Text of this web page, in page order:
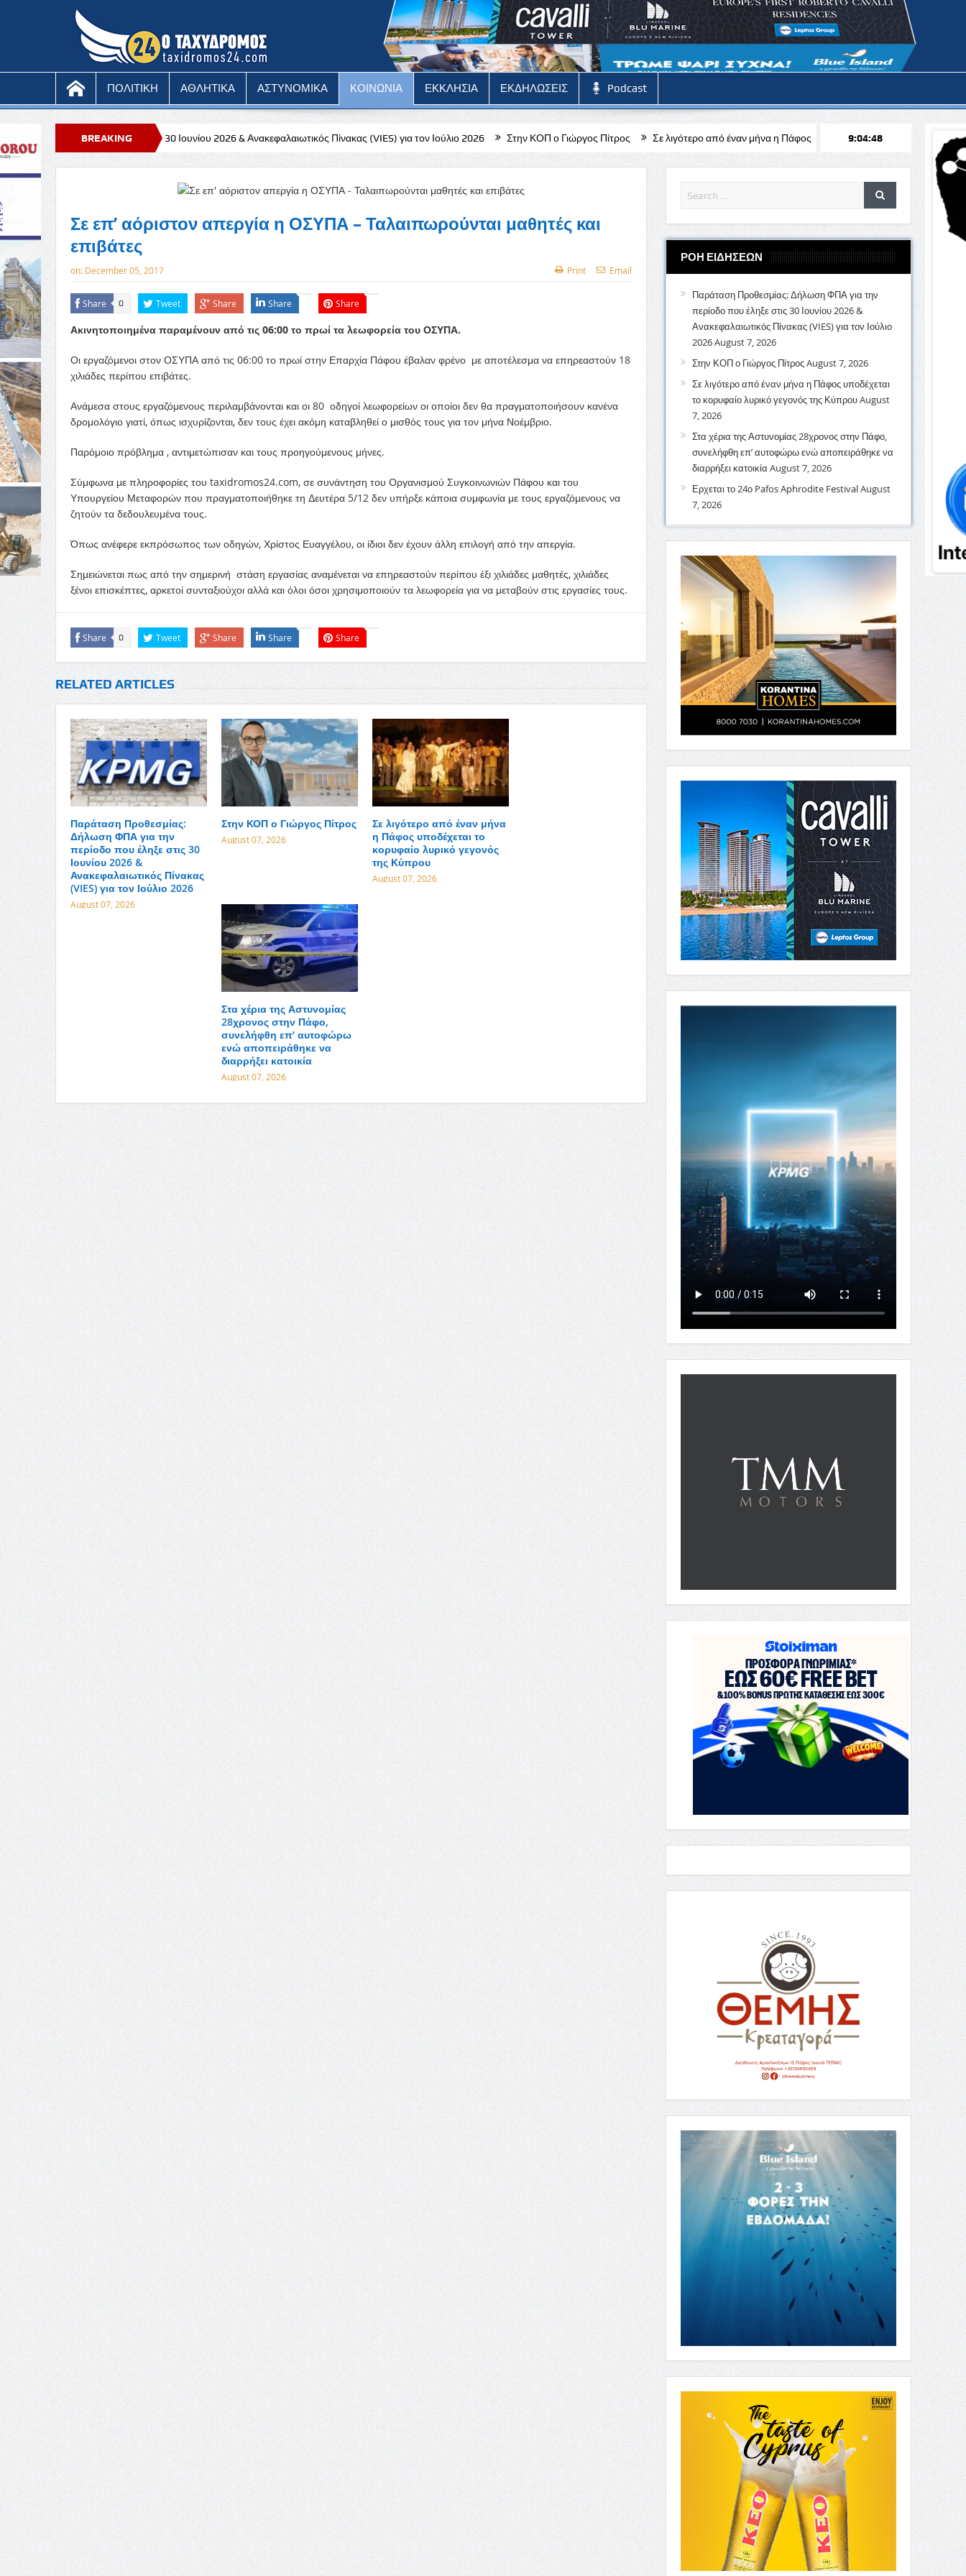
ΠΟΛΙΤΙΚΗ ΑΘΛΗΤΙΚΑ ΑΣΤΥΝΟΜΙΚΑ ΚΟΙΝΩΝΙΑ ΕΚΚΛΗΣΙΑ ΕΚΔΗΛΩΣΕΙΣ Podcast
BREAKING
NEWS
έληξε στις 30 Ιουνίου 2026 & Ανακεφαλαιωτικός Πίνακας (VIES) για τον Ιούλιο 2026 Στην ΚΟΠ ο Γιώργος Πίτρος Σε λιγότερο από έναν μήνα η Πάφος υποδέχεται το κορυφαίο λυρικό γεγονός της
Αρωγές στην Πάφο
9:04:49
Σε επ’ αόριστον απεργία η ΟΣΥΠΑ – Ταλαιπωρούνται μαθητές και
επιβάτες
on: December 05, 2017 Print Email
Share 0 Tweet Share Share Share
Ακινητοποιημένα παραμένουν από τις 06:00 το πρωί τα λεωφορεία του ΟΣΥΠΑ.
Οι εργαζόμενοι στον ΟΣΥΠΑ από τις 06:00 το πρωί στην Επαρχία Πάφου έβαλαν φρένο με αποτέλεσμα να επηρεαστούν 18
χιλιάδες περίπου επιβάτες.
Ανάμεσα στους εργαζόμενους περιλαμβάνονται και οι 80 οδηγοί λεωφορείων οι οποίοι δεν θα πραγματοποιήσουν κανένα
δρομολόγιο γιατί, όπως ισχυρίζονται, δεν τους έχει ακόμη καταβληθεί ο μισθός τους για τον μήνα Νοέμβριο.
Παρόμοιο πρόβλημα , αντιμετώπισαν και τους προηγούμενους μήνες.
Σύμφωνα με πληροφορίες του taxidromos24.com, σε συνάντηση του Οργανισμού Συγκοινωνιών Πάφου και του
Υπουργείου Μεταφορών που πραγματοποιήθηκε τη Δευτέρα 5/12 δεν υπήρξε κάποια συμφωνία με τους εργαζόμενους να
ζητούν τα δεδουλευμένα τους.
Όπως ανέφερε εκπρόσωπος των οδηγών, Χρίστος Ευαγγέλου, οι ίδιοι δεν έχουν άλλη επιλογή από την απεργία.
Σημειώνεται πως από την σημερινή στάση εργασίας αναμένεται να επηρεαστούν περίπου έξι χιλιάδες μαθητές, χιλιάδες
ξένοι επισκέπτες, αρκετοί συνταξιούχοι αλλά και όλοι όσοι χρησιμοποιούν τα λεωφορεία για να μεταβούν στις εργασίες τους.
Share 0 Tweet Share Share Share
RELATED ARTICLES
Παράταση Προθεσμίας:
Δήλωση ΦΠΑ για την
περίοδο που έληξε στις 30
Ιουνίου 2026 &
Ανακεφαλαιωτικός Πίνακας
(VIES) για τον Ιούλιο 2026
August 07, 2026
Στην ΚΟΠ ο Γιώργος Πίτρος
August 07, 2026
Σε λιγότερο από έναν μήνα
η Πάφος υποδέχεται το
κορυφαίο λυρικό γεγονός
της Κύπρου
August 07, 2026
Στα χέρια της Αστυνομίας
28χρονος στην Πάφο,
συνελήφθη επ’ αυτοφώρω
ενώ αποπειράθηκε να
διαρρήξει κατοικία
August 07, 2026
ΡΟΗ ΕΙΔΗΣΕΩΝ
Παράταση Προθεσμίας: Δήλωση ΦΠΑ για την
περίοδο που έληξε στις 30 Ιουνίου 2026 &
Ανακεφαλαιωτικός Πίνακας (VIES) για τον Ιούλιο
2026August 7, 2026
Στην ΚΟΠ ο Γιώργος ΠίτροςAugust 7, 2026
Σε λιγότερο από έναν μήνα η Πάφος υποδέχεται
το κορυφαίο λυρικό γεγονός της ΚύπρουAugust
7, 2026
Στα χέρια της Αστυνομίας 28χρονος στην Πάφο,
συνελήφθη επ’ αυτοφώρω ενώ αποπειράθηκε να
διαρρήξει κατοικία August 7, 2026
Ερχεται το 24ο Pafos Aphrodite FestivalAugust
7, 2026